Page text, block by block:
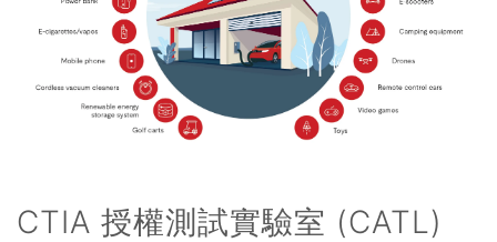
CTIA 授權測試實驗室 (CATL)